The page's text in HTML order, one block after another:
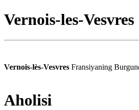
Vernois-les-Vesvres
Vernois-lès-Vesvres Fransiyaning
Aholisi